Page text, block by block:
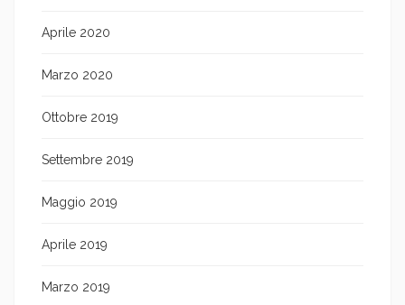
Aprile 2020
Marzo 2020
Ottobre 2019
Settembre 2019
Maggio 2019
Aprile 2019
Marzo 2019